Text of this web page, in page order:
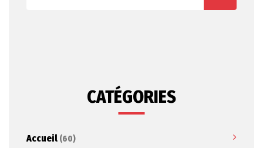
CATÉGORIES
Accueil (60)